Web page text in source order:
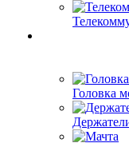
Головка